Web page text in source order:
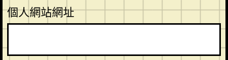
個人網站網址